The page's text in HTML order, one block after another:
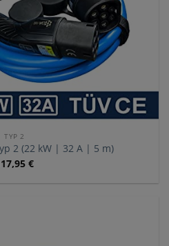
TYP 2
2 (22 kW | 32 A | 5 m)
€